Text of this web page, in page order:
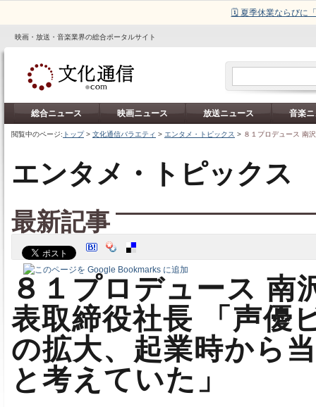
🗓️ 夏季休業ならびに
映画・放送・音楽業界の総合ポータルサイト
総合ニュース 映画ニュース 放送ニュース 音楽
閲覧中のページ: トップ> 文化通信バラエティ > エンタメ・トピックス > ８１プロデュース 南
エンタメ・トピックス
最新記事
８１プロデュース 南
表取締役社長 「声優
の拡大、起業時から
と考えていた」